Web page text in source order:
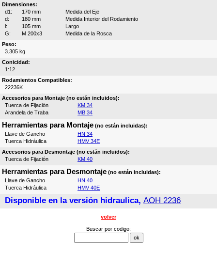
Dimensiones:
d1:
170 mm
Medida del Eje
d:
180 mm
Medida Interior del Rodamiento
l:
105 mm
Largo
G:
M 200x3
Medida de la Rosca
Peso:
3.305 kg
Conicidad:
1:12
Rodamientos Compatibles:
22236K
Accesorios para Montaje (no están incluidos):
Tuerca de Fijación
KM 34
Arandela de Traba
MB 34
Herramientas para Montaje (no están incluidas):
Llave de Gancho
HN 34
Tuerca Hidráulica
HMV 34E
Accesorios para Desmontaje (no están incluidos):
Tuerca de Fijación
KM 40
Herramientas para Desmontaje (no están incluidas):
Llave de Gancho
HN 40
Tuerca Hidráulica
HMV 40E
Disponible en la versión hidraulica, AOH 2236
volver
Buscar por codigo: